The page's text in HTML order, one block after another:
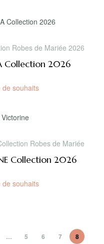
Robes de Mariée 2026
Collection 2026
de souhaits
Robes de Mariée
Collection 2026
de souhaits
… 5 6 7 8